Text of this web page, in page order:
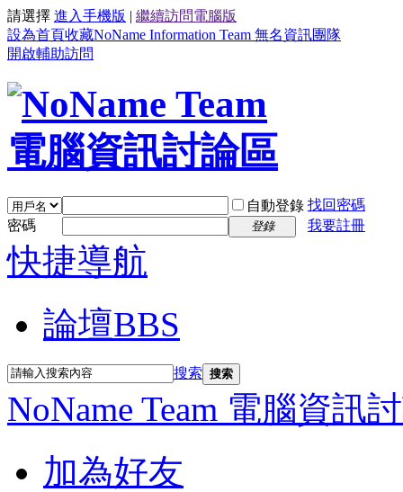
請選擇 進入手機版 | 繼續訪問電腦版
設為首頁收藏NoName Information Team 無名資訊團隊
開啟輔助訪問
自動登錄 找回密碼
密碼
登錄 我要註冊
快捷導航
論壇BBS
搜索 搜索
NoName Team 電腦資訊
加為好友